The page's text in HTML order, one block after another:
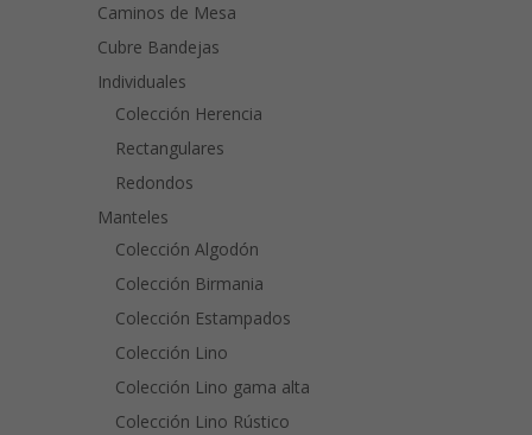
Caminos de Mesa
Cubre Bandejas
Individuales
Colección Herencia
Rectangulares
Redondos
Manteles
Colección Algodón
Colección Birmania
Colección Estampados
Colección Lino
Colección Lino gama alta
Colección Lino Rústico